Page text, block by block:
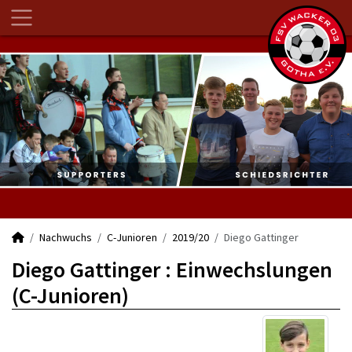
Nachwuchs C-Junioren 2019/20 Diego Gattinger
Diego Gattinger : Einwechslungen
(C-Junioren)